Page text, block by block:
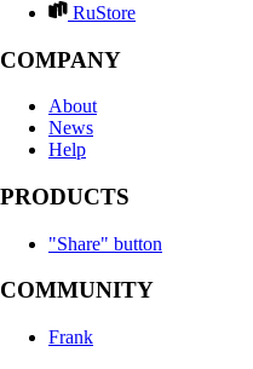
RuStore
COMPANY
About
News
Help
PRODUCTS
"Share" button
COMMUNITY
Frank